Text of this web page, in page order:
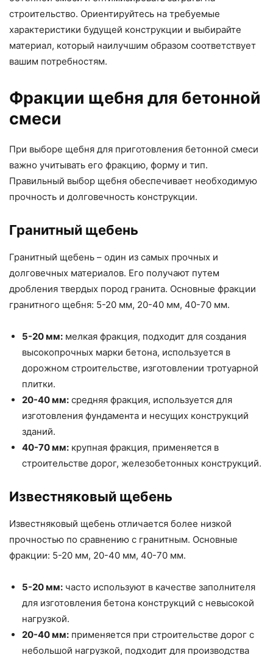
строительство. Ориентируйтесь на требуемые
характеристики будущей конструкции и выбирайте
материал, который наилучшим образом соответствует
вашим потребностям.
Фракции щебня для бетонной
смеси
При выборе щебня для приготовления бетонной смеси
важно учитывать его фракцию, форму и тип.
Правильный выбор щебня обеспечивает необходимую
прочность и долговечность конструкции.
Гранитный щебень
Гранитный щебень – один из самых прочных и
долговечных материалов. Его получают путем
дробления твердых пород гранита. Основные фракции
гранитного щебня: 5-20 мм, 20-40 мм, 40-70 мм.
5-20 мм: мелкая фракция, подходит для создания
высокопрочных марки бетона, используется в
дорожном строительстве, изготовлении тротуарной
плитки.
20-40 мм: средняя фракция, используется для
изготовления фундамента и несущих конструкций
зданий.
40-70 мм: крупная фракция, применяется в
строительстве дорог, железобетонных конструкций.
Известняковый щебень
Известняковый щебень отличается более низкой
прочностью по сравнению с гранитным. Основные
фракции: 5-20 мм, 20-40 мм, 40-70 мм.
5-20 мм: часто используют в качестве заполнителя
для изготовления бетона конструкций с невысокой
нагрузкой.
20-40 мм: применяется при строительстве дорог с
небольшой нагрузкой, подходит для производства